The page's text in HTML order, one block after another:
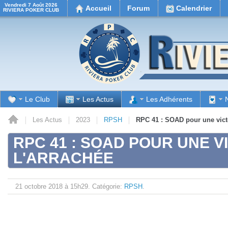
Vendredi 7 Août 2026
RIVIERA POKER CLUB
Accueil Forum Calendrier
Le Club Les Actus Les Adhérents
Les Actus 2023 RPSH RPC 41 : SOAD pour une
RPC 41 : SOAD POUR UNE
L'ARRACHÉE
21 octobre 2018 à 15h29. Catégorie: RPSH .